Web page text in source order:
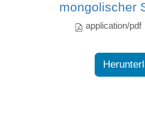
mongolischer
application/pdf